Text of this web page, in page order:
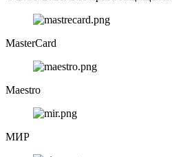
MasterCard
Maestro
МИР